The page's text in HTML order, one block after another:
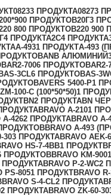
08233 ПРОДУКТА08273
0 ПРОДУКТОВ20Г3
800 ПРОДУКТОВ220 900
4 ПРОДУКТА2С4 ПРОДУКТА
A-4931 ПРОДУКТA-493
ANB АЛЮМИНИЙ
AR2-7006 ПРОДУКТОВAR2-
AS-3CL6 ПРОДУКТОВAS-
AVERS 5400-P1
100-С (100*50*50)1
BN2 ПРОДУКТАBN
BRAVO A-2101
A-4262 ПРОДУКТАBRAVO
BRAVO A-493
303 ПРОДУКТАBRAVO AЕK-
HS-7-4BB1 ПРОДУКТ
ПРОДУКТОВBRAVO KM-900
ПРОДУКТАBRAVO P-2-WC2
PS-8051 ПРОДУКТBRAVO
BRAVO S-4-CL2 ПРОДУКТА
2 ПРОДУКТАBRAVO ZK-60-30